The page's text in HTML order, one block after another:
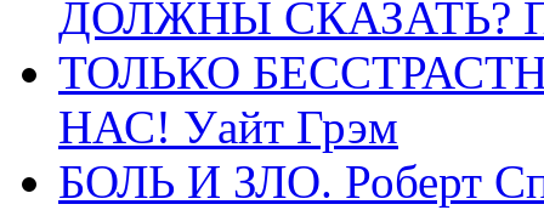
ДОЛЖНЫ СКАЗАТЬ?
ТОЛЬКО
НАС! Уайт Грэм
БОЛЬ И ЗЛО. Роберт